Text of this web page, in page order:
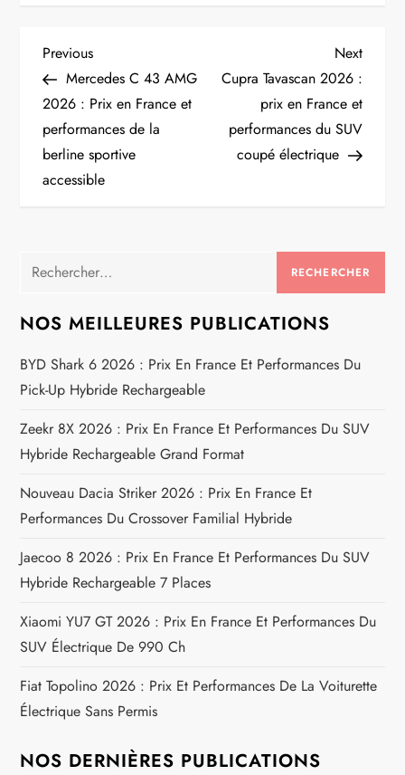
N
a
v
i
a
t
i
o
n
d
e
l
’
a
r
t
Previous
Post
Previous
Mercedes C 43 AMG
2026 : Prix en France et
performances de la
berline sportive
accessible
Next
Post
Next
Cupra Tavascan 2026 :
prix en France et
performances du SUV
coupé électrique
Rechercher :
NOS MEILLEURES PUBLICATIONS
BYD Shark 6 2026 : Prix En France Et Performances Du
Pick-Up Hybride Rechargeable
Zeekr 8X 2026 : Prix En France Et Performances Du SUV
Hybride Rechargeable Grand Format
Nouveau Dacia Striker 2026 : Prix En France Et
Performances Du Crossover Familial Hybride
Jaecoo 8 2026 : Prix En France Et Performances Du SUV
Hybride Rechargeable 7 Places
Xiaomi YU7 GT 2026 : Prix En France Et Performances Du
SUV Électrique De 990 Ch
Fiat Topolino 2026 : Prix Et Performances De La Voiturette
Électrique Sans Permis
NOS DERNIÈRES PUBLICATIONS